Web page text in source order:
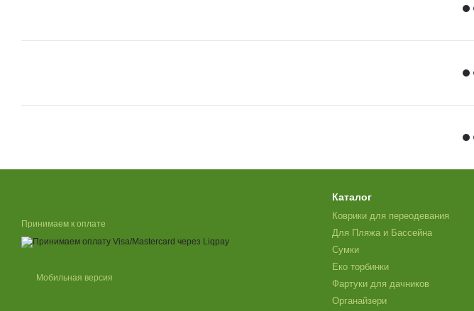
Принимаем к оплате
Мобильная версия
Каталог
Коврики для переодевания
Для Пляжа и Бассейна
Сумки
Еко торбинки
Фартуки для дачников
Органайзери